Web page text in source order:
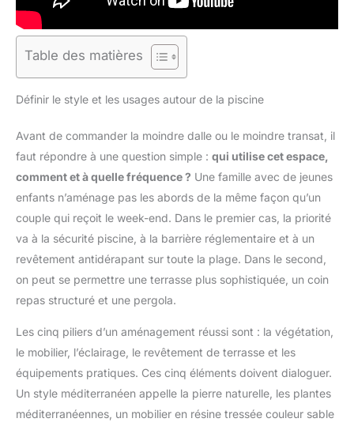
Table des matières
Définir le style et les usages autour de la piscine
Avant de commander la moindre dalle ou le moindre transat, il
faut répondre à une question simple : qui utilise cet espace,
comment et à quelle fréquence ? Une famille avec de jeunes
enfants n’aménage pas les abords de la même façon qu’un
couple qui reçoit le week-end. Dans le premier cas, la priorité
va à la sécurité piscine, à la barrière réglementaire et à un
revêtement antidérapant sur toute la plage. Dans le second,
on peut se permettre une terrasse plus sophistiquée, un coin
repas structuré et une pergola.
Les cinq piliers d’un aménagement réussi sont : la végétation,
le mobilier, l’éclairage, le revêtement de terrasse et les
équipements pratiques. Ces cinq éléments doivent dialoguer.
Un style méditerranéen appelle la pierre naturelle, les plantes
méditerranéennes, un mobilier en résine tressée couleur sable